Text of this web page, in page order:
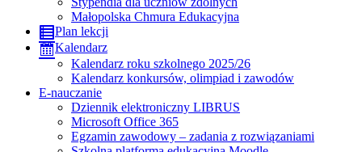
Małopolska Chmura Edukacyjna
Plan lekcji
Kalendarz
Kalendarz roku szkolnego 2025/26
Kalendarz konkursów, olimpiad i zawodów
E-nauczanie
Dziennik elektroniczny LIBRUS
Microsoft Office 365
Egzamin zawodowy – zadania z rozwiązaniami